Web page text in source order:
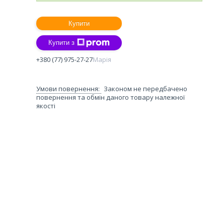
Купити
Купити з
+380 (77) 975-27-27Марія
Законом не передбачено
повернення та обмін даного товару належної
якості